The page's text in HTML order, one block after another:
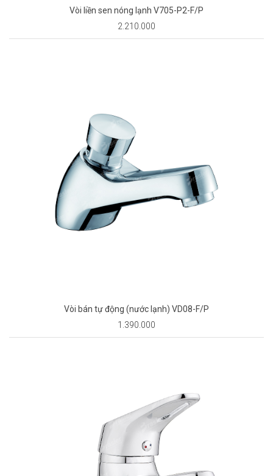
Vòi liền sen nóng lạnh V705-P2-F/P
2.210.000
Vòi bán tự động (nước lạnh) VD08-F/P
1.390.000